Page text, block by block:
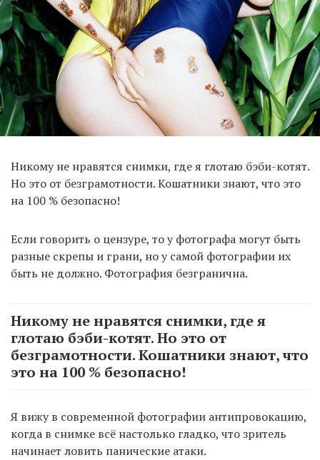
Никому не нравятся снимки, где я глотаю бэби-котят.
Но это от безграмотности. Кошатники знают, что это
на 100 % безопасно!
Если говорить о цензуре, то у фотографа могут быть
разные скрепы и грани, но у самой фотографии их
быть не должно. Фотография безгранична.
Никому не нравятся снимки, где я
глотаю бэби-котят. Но это от
безграмотности. Кошатники знают, что
это на 100 % безопасно!
Я вижу в современной фотографии антипровокацию,
когда в снимке всё настолько гладко, что зритель
начинает ловить панические атаки.